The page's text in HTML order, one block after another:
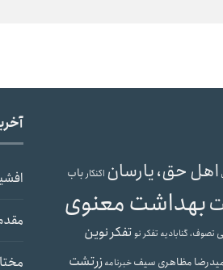
اهل حق، یارسان اکنکارباب
بهداشت معنوی
تصوف، گنابادیه تفکر نوتفکر نوین
مظاهری سیفخبرنامهزرتشت